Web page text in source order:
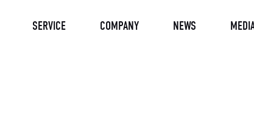
SERVICE COMPANY NEWS